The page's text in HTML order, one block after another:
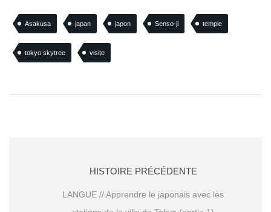
Asakusa japan japon Senso-ji temple
tokyo skytree visite
HISTOIRE PRÉCÉDENTE
LANGUE // Apprendre le japonais avec les